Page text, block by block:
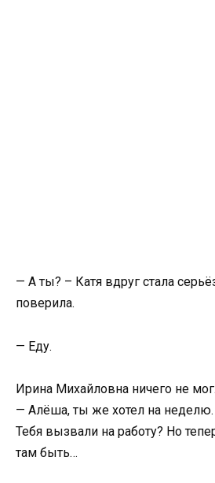
— А ты? – Катя вдруг стала
поверила.
— Еду.
Ирина Михайловна ничего не
— Алёша, ты же хотел на неделю.
Тебя вызвали на работу? Но
там быть…